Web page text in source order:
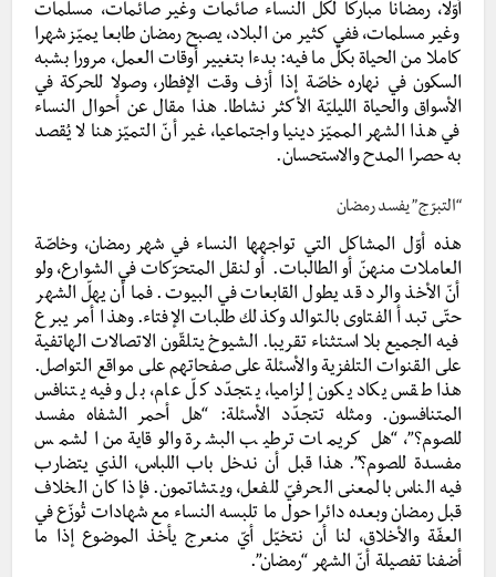
أوّلا، رمضانا مباركا لكلّ النساء صائمات وغير صائمات، مسلمات
وغير مسلمات، ففي كثير من البلاد، يصبح رمضان طابعا يميّز شهرا
كاملا من الحياة بكلّ ما فيه: بدءا بتغيير أوقات العمل، مرورا بشبه
السكون في نهاره خاصّة إذا أزف وقت الإفطار، وصولا للحركة في
الأسواق والحياة الليليّة الأكثر نشاطا. هذا مقال عن أحوال النساء
في هذا الشهر المميّز دينيا واجتماعيا، غير أنّ التميّز هنا لا يُقصد
به حصرا المدح والاستحسان.
“التبرّج” يفسد رمضان
هذه أوّل المشاكل التي تواجهها النساء في شهر رمضان، وخاصّة
العاملات منهنّ أو الطالبات. أو لنقل المتحرّكات في الشوارع، ولو
أنّ الأخذ والرد قد يطول القابعات في البيوت. فما أن يهلّ الشهر
حتّى تبدأ الفتاوى بالتوالد وكذلك طلبات الإفتاء. وهذا أمر يبرع
فيه الجميع بلا استثناء تقريبا. الشيوخ يتلقّون الاتصالات الهاتفية
على القنوات التلفزية والأسئلة على صفحاتهم على مواقع التواصل.
هذا طقس يكاد يكون إلزاميا، يتجدّد كلّ عام، بل وفيه يتنافس
المتنافسون. ومثله تتجدّد الأسئلة: “هل أحمر الشفاه مفسد
للصوم؟”، “هل كريمات ترطيب البشرة والوقاية من الشمس
مفسدة للصوم؟”. هذا قبل أن ندخل باب اللباس، الذي يتضارب
فيه الناس بالمعنى الحرفيّ للفعل، ويتشاتمون. فإذا كان الخلاف
قبل رمضان وبعده دائرا حول ما تلبسه النساء مع شهادات تُوزّع في
العفّة والأخلاق، لنا أن نتخيّل أيّ منعرج يأخذ الموضوع إذا ما
أضفنا تفصيلة أنّ الشهر “رمضان”.